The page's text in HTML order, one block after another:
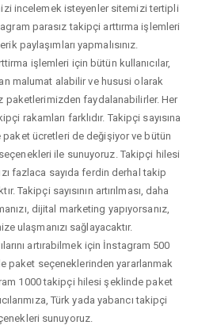
incelemek isteyenler sitemizi tertipli
parasız takipçi arttırma işlemleri
paylaşımları yapmalısınız.
işlemleri için bütün kullanıcılar,
malumat alabilir ve hususi olarak
paketlerimizden faydalanabilirler. Her
rakamları farklıdır. Takipçi sayısına
ücretleri de değişiyor ve bütün
ile sunuyoruz. Takipçi hilesi
fazlaca sayıda ferdin derhal takip
Takipçi sayısının artırılması, daha
dijital marketing yapıyorsanız,
ulaşmanızı sağlayacaktır.
artırabilmek için İnstagram 500
paket seçeneklerinden yararlanmak
1000 takipçi hilesi şeklinde paket
Türk yada yabancı takipçi
sunuyoruz.